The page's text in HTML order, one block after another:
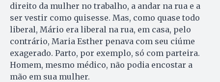
direito da mulher no trabalho, a andar na rua e a
ser vestir como quisesse. Mas, como quase todo
liberal, Mário era liberal na rua, em casa, pelo
contrário, Maria Esther penava com seu ciúme
exagerado. Parto, por exemplo, só com parteira.
Homem, mesmo médico, não podia encostar a
mão em sua mulher.